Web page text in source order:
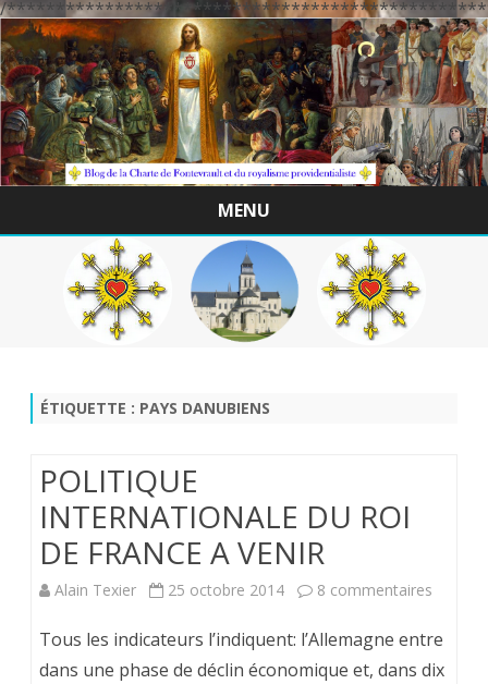
/
MENU
Skip
to
content
ÉTIQUETTE : PAYS DANUBIENS
POLITIQUE
INTERNATIONALE DU ROI
DE FRANCE A VENIR
Alain Texier 25 octobre 2014 8 commentaires
Tous les indicateurs l’indiquent: l’Allemagne entre
dans une phase de déclin économique et, dans dix